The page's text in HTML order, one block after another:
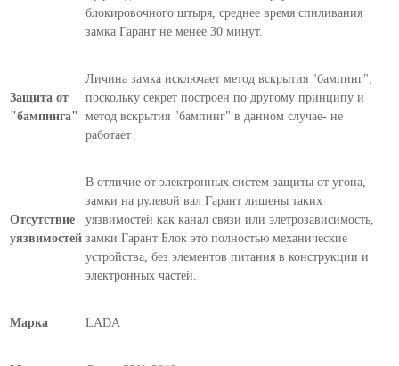
блокировочного штыря, среднее время спиливания
замка Гарант не менее 30 минут.
Защита от
"бампинга"
Личина замка исключает метод вскрытия "бампинг",
поскольку секрет построен по другому принципу и
метод вскрытия "бампинг" в данном случае- не
работает
Отсутствие
уязвимостей
В отличие от электронных систем защиты от угона,
замки на рулевой вал Гарант лишены таких
уязвимостей как канал связи или элетрозависимость,
замки Гарант Блок это полностью механические
устройства, без элементов питания в конструкции и
электронных частей.
Марка LADA